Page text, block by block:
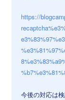
https://
今後の対応は